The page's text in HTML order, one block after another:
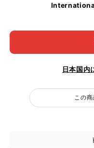
日本国内
この